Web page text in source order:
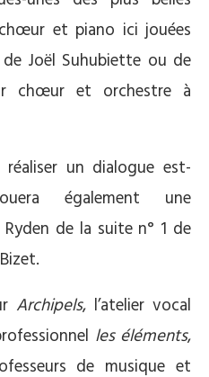
et piano ici jouées
Joël Suhubiette ou de
chœur et orchestre à
un dialogue est-
également une
de la suite n° 1 de
Archipels, l’atelier vocal
les éléments,
de musique et